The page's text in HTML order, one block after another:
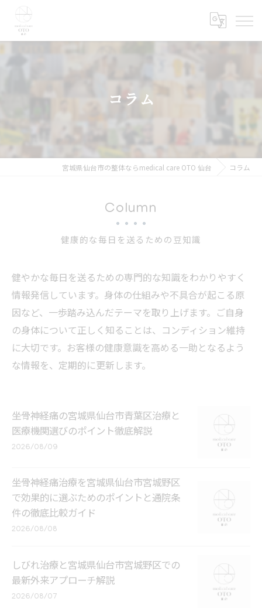
コラム
宮城県仙台市の整体ならmedical care OTO 仙台 コラム
Column
健康的な毎日を送るための豆知識
健やかな毎日を送るための専門的な知識をわかりやすく
情報発信しています。身体の仕組みや不具合が起こる原
因など、一歩踏み込んだテーマを取り上げます。ご自身
の身体について正しく知ることは、コンディション維持
に大切です。お客様の健康意識を高める一助となるよう
な情報を、定期的に更新します。
坐骨神経痛の宮城県仙台市青葉区治療と
医療機関選びのポイント徹底解説
2026/08/09
坐骨神経痛治療を宮城県仙台市宮城野区
で効果的に選ぶためのポイントと通院条
件の徹底比較ガイド
2026/08/08
しびれ治療と宮城県仙台市宮城野区での
最新外来アプローチ解説
2026/08/07